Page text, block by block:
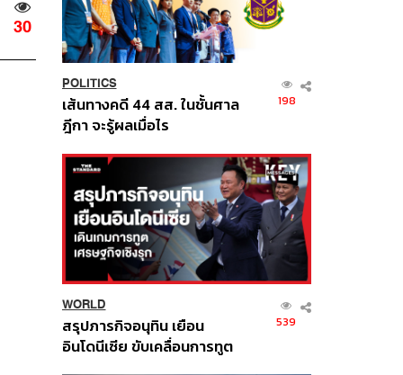
30
POLITICS
เส้นทางคดี 44 สส. ในชั้นศาล
ฎีกา จะรู้ผลเมื่อไร
198
WORLD
สรุปภารกิจอนุทิน เยือน
อินโดนีเซีย ขับเคลื่อนการทูต
539